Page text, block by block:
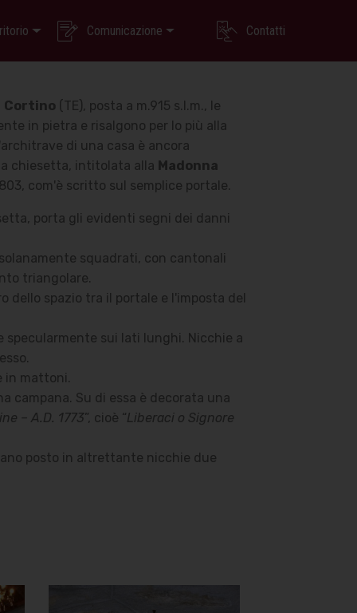
Cortino (TE), posta a m.915 s.l.m., le
in pietra e risalgono per lo più alla
di una casa è ancora
chiesetta, intitolata alla Madonna
com'è scritto sul semplice portale.
porta gli evidenti segni dei danni
squadrati, con cantonali
triangolare.
spazio tra il portale e l'imposta del
sui lati lunghi. Nicchie a
in mattoni.
campana. Su di essa è decorata una
– A.D. 1773”, cioè “Liberaci o Signore
posto in altrettante nicchie due
Comunicazione Contatti